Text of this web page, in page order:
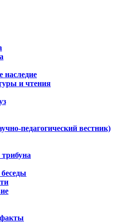
наследие
и чтения
педагогический вестник)